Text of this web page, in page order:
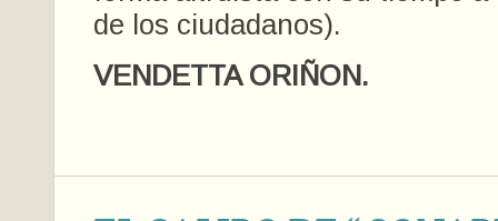
de los ciudadanos).
VENDETTA ORIÑON.